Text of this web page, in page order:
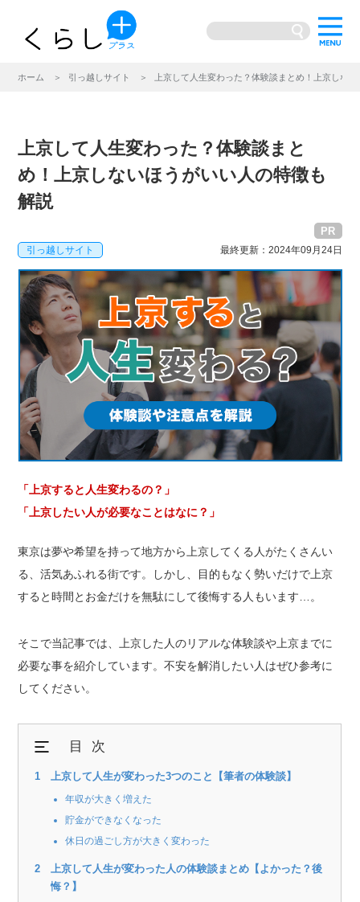
ホーム 引っ越しサイト 上京して人生変わった？体験談まとめ！上京しな
上京して人生変わった？体験談まと
め！上京しないほうがいい人の特徴も
解説
PR
引っ越しサイト 最終更新：2024年09月24日
「上京すると人生変わるの？」
「上京したい人が必要なことはなに？」
東京は夢や希望を持って地方から上京してくる人がたくさんい
る、活気あふれる街です。しかし、目的もなく勢いだけで上京
すると時間とお金だけを無駄にして後悔する人もいます…。
そこで当記事では、上京した人のリアルな体験談や上京までに
必要な事を紹介しています。不安を解消したい人はぜひ参考に
してください。
目次
上京して人生が変わった3つのこと【筆者の体験談】
年収が大きく増えた
貯金ができなくなった
休日の過ごし方が大きく変わった
上京して人生が変わった人の体験談まとめ【よかった？後
悔？】